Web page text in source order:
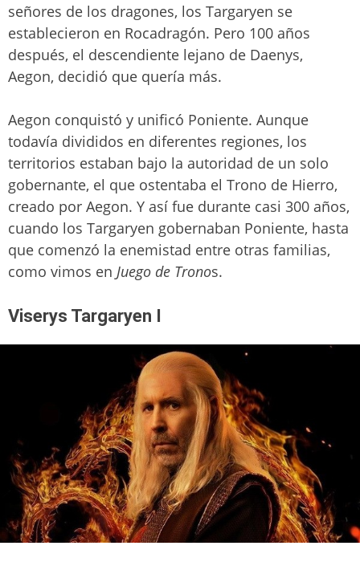
señores de los dragones, los Targaryen se
establecieron en Rocadragón. Pero 100 años
después, el descendiente lejano de Daenys,
Aegon, decidió que quería más.
Aegon conquistó y unificó Poniente. Aunque
todavía divididos en diferentes regiones, los
territorios estaban bajo la autoridad de un solo
gobernante, el que ostentaba el Trono de Hierro,
creado por Aegon. Y así fue durante casi 300 años,
cuando los Targaryen gobernaban Poniente, hasta
que comenzó la enemistad entre otras familias,
como vimos en Juego de Tronos.
Viserys Targaryen I